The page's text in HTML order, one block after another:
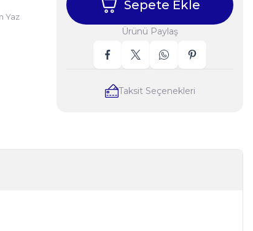
Yaz
Sepete Ekle
Ürünü Paylaş
Taksit Seçenekleri